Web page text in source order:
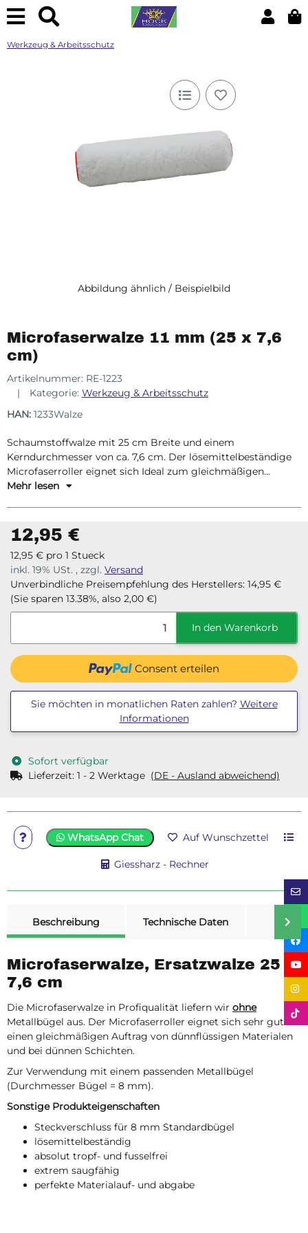
Werkzeug & Arbeitsschutz
Abbildung ähnlich / Beispielbild
Microfaserwalze 11 mm (25 x 7,6
cm)
Artikelnummer: RE-1223
Kategorie: Werkzeug & Arbeitsschutz
HAN: 1233Walze
Schaumstoffwalze mit 25 cm Breite und einem
Kerndurchmesser von ca. 7,6 cm. Der lösemittelbeständige
Microfaserroller eignet sich Ideal zum gleichmäßigen
Auftrag von dünnflüssigen Harzen.
Mehr lesen
12,95 €
12,95 € pro 1 Stueck
inkl. 19% USt. , zzgl. Versand
Unverbindliche Preisempfehlung des Herstellers: 14,95 €
(Sie sparen 13.38%, also 2,00 €)
In den Warenkorb
Consent erteilen
Sie möchten in monatlichen Raten zahlen? Weitere
Informationen
Sofort verfügbar
Lieferzeit: 1 - 2 Werktage (DE - Ausland abweichend)
WhatsApp Chat Auf Wunschzettel
Giessharz - Rechner
Beschreibung
Technische Daten
Microfaserwalze, Ersatzwalze 25 x
7,6 cm
Die Microfaserwalze in Profiqualität liefern wir ohne
Metallbügel aus. Der Microfaserroller eignet sich sehr gut für
einen gleichmäßigen Auftrag von dünnflüssigen Materialen
und bei dünnen Schichten.
Zur Verwendung mit einem passenden Metallbügel
(Durchmesser Bügel = 8 mm).
Sonstige Produkteigenschaften
Steckverschluss für 8 mm Standardbügel
lösemittelbeständig
absolut tropf- und fusselfrei
extrem saugfähig
perfekte Materialauf- und abgabe